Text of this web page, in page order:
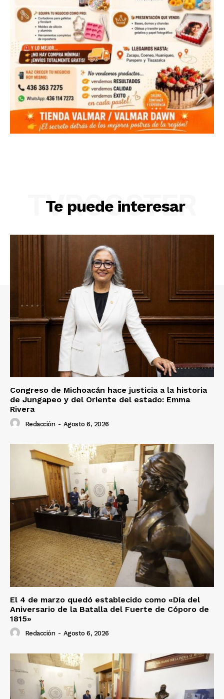
Te puede interesar
TVROOSTER
Congreso de Michoacán hace justicia a la historia
de Jungapeo y del Oriente del estado: Emma
Rivera
Redacción - Agosto 6, 2026
El 4 de marzo quedó establecido como «Día del
Aniversario de la Batalla del Fuerte de Cóporo de
1815»
Redacción - Agosto 6, 2026